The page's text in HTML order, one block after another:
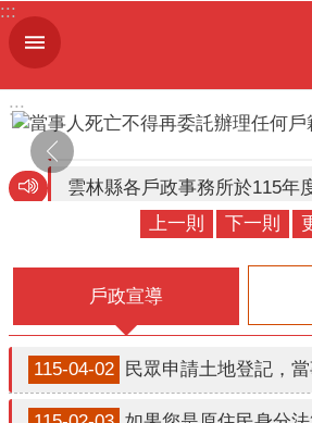
跳到主要內容區塊
進
階
尋
便
民
服
:::
:::
上一則 下一則
戶政宣導
115-04-02 民眾申請土地登記，當事人免親自到場之替代措施，民眾可利用線上